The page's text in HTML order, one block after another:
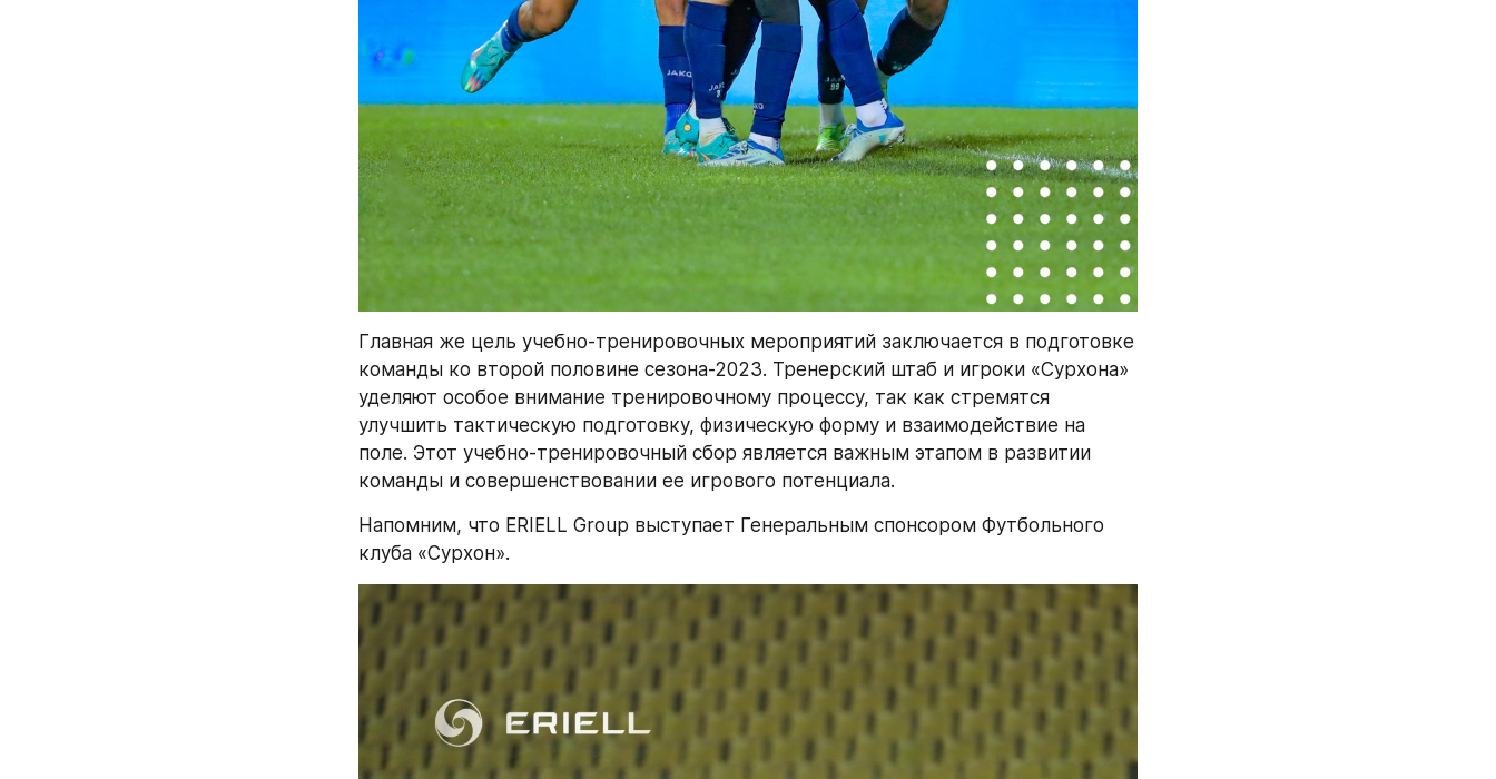
Главная же цель учебно-тренировочных мероприятий заключается в подготовке
команды ко второй половине сезона-2023. Тренерский штаб и игроки «Сурхона»
уделяют особое внимание тренировочному процессу, так как стремятся
улучшить тактическую подготовку, физическую форму и взаимодействие на
поле. Этот учебно-тренировочный сбор является важным этапом в развитии
команды и совершенствовании ее игрового потенциала.
Напомним, что ERIELL Group выступает Генеральным спонсором Футбольного
клуба «Сурхон».